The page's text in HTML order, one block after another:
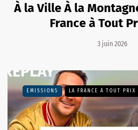
À la Ville À la
France à Tout
3 juin 2026
EMISSIONS LA FRANCE À TOUT PRIX